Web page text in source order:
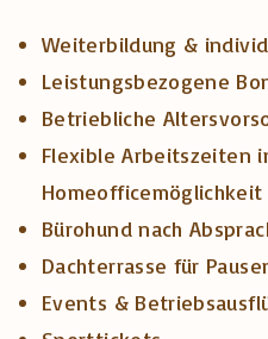
Weiterbildung &
Leistungsbezogene
Betriebliche
Flexible Arbeitszeiten
Homeofficemöglichkeit
Bürohund nach
Dachterrasse für
Events &